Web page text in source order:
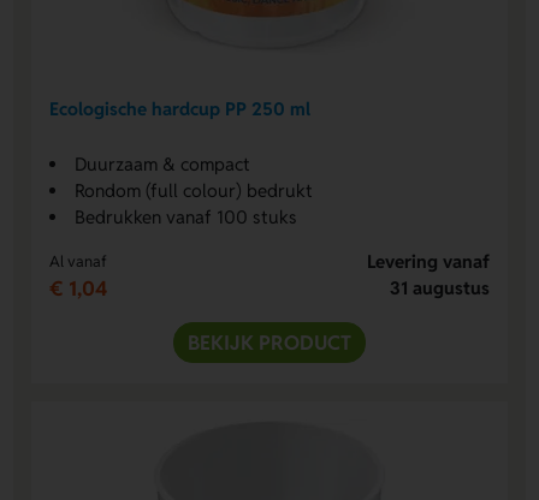
Ecologische hardcup PP 250 ml
Duurzaam & compact
Rondom (full colour) bedrukt
Bedrukken vanaf 100 stuks
Al vanaf
€ 1,04
Levering vanaf
31 augustus
BEKIJK PRODUCT